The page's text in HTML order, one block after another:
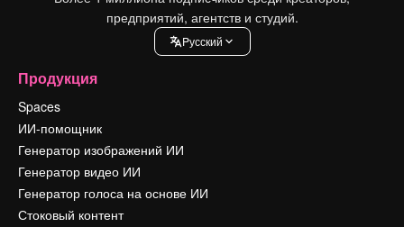
предприятий, агентств и студий.
Pусский
Продукция
Spaces
ИИ-помощник
Генератор изображений ИИ
Генератор видео ИИ
Генератор голоса на основе ИИ
Стоковый контент